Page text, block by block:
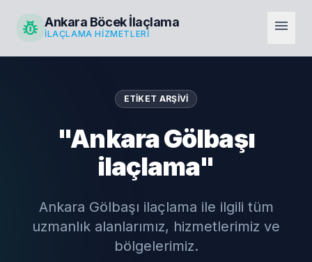
pest_control Ankara Böcek İlaçlama
İLAÇLAMA HIZMETLERI menu
ETIKET ARŞIVI
"Ankara Gölbaşı
ilaçlama"
Ankara Gölbaşı ilaçlama ile ilgili tüm
uzmanlık alanlarımız, hizmetlerimiz ve
bölgelerimiz.